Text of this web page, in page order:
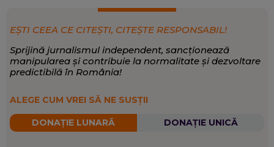
EȘTI CEEA CE CITEȘTI, CITEȘTE RESPONSABIL!
Sprijină jurnalismul independent, sancționează
manipularea și contribuie la normalitate și dezvoltare
predictibilă în România!
ALEGE CUM VREI SĂ NE SUSȚII
DONAȚIE LUNARĂ DONAȚIE UNICĂ